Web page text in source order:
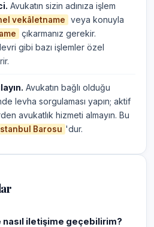
Avukatın sizin adınıza işlem
vekâletname
veya konuyla
çıkarmanız gerekir.
gibi bazı işlemler özel
Avukatın bağlı olduğu
levha sorgulaması yapın; aktif
avukatlık hizmeti almayın. Bu
Barosu 'dur.
nasıl iletişime geçebilirim?